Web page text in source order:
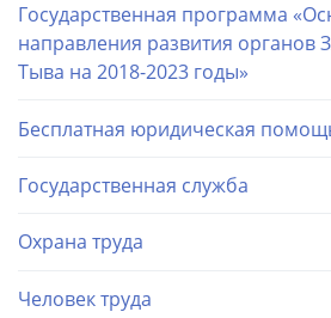
Государственная программа
направления развития органов
Тыва на 2018-2023 годы»
Бесплатная юридическая
Государственная служба
Охрана труда
Человек труда